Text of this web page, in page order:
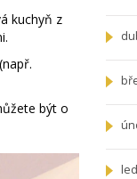
kuchyň z
být o